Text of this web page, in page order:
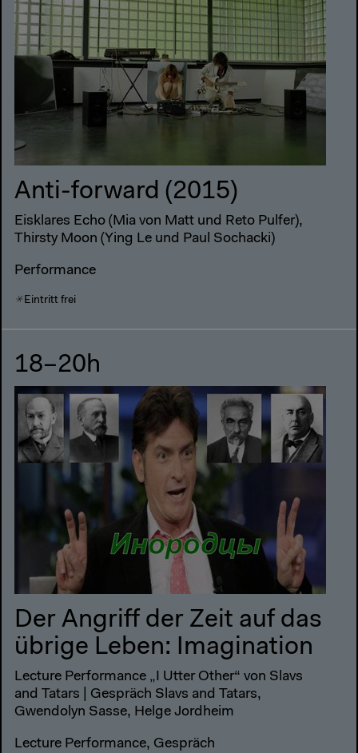
Anti-forward (2015)
Eisklares Echo (Mia von Matt und Reto Pulfer),
Thirsty Moon (Ying Le und Paul Sochacki)
Performance
Eintritt frei
18–20h
Der Angriff der Zeit auf das
übrige Leben: Imagination
Lecture Performance „I Utter Other“ von Slavs
and Tatars | Gespräch Slavs and Tatars,
Gwendolyn Sasse, Helge Jordheim
Lecture Performance, Gespräch